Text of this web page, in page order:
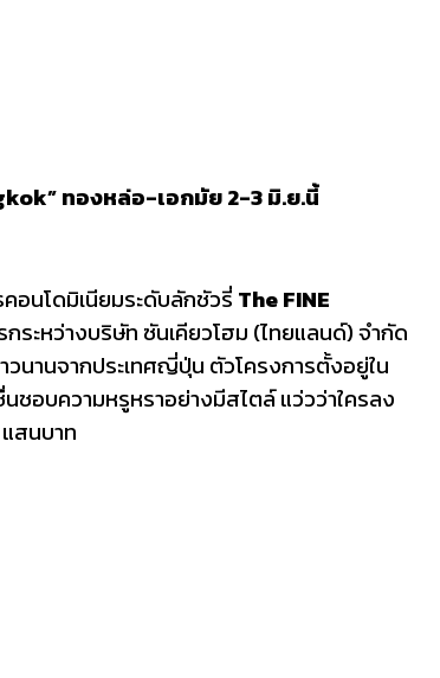
ทองหล่อ-เอกมัย 2-3 มิ.ย.นี้
อนโดมิเนียมระดับลักชัวรี่ The FINE
ระหว่างบริษัท ซันเคียวโฮม (ไทยแลนด์) จำกัด
วนานจากประเทศญี่ปุ่น ตัวโครงการตั้งอยู่ใน
ชอบความหรูหราอย่างมีสไตล์ แว่วว่าใครลง
สนบาท